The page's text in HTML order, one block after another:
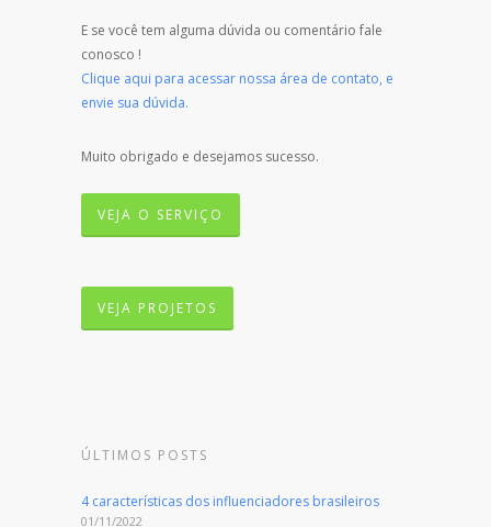
E se você tem alguma dúvida ou comentário fale
conosco !
Clique aqui para acessar nossa área de contato, e
envie sua dúvida.
Muito obrigado e desejamos sucesso.
VEJA O SERVIÇO
VEJA PROJETOS
ÚLTIMOS POSTS
4 características dos influenciadores brasileiros
01/11/2022